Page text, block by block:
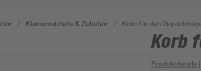
/ Kleinersatzteile & Zubehör / Korb für den
Korb
Produktdetails